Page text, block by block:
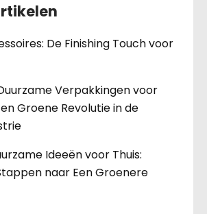
De Finishing Touch voor
Verpakkingen voor
Groene Revolutie in de
Ideeën voor Thuis:
naar Een Groenere